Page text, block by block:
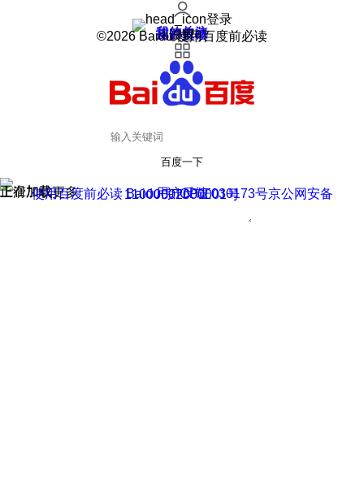
登录
我的关注
我的收藏
皮肤中心
用户反馈
设置
©2026 Baidu 使用百度前必读
百度一下
正在加载
上滑加载更多 用户反馈
使用百度前必读 Baidu 京ICP证030173号
京公网安备11000002000001号